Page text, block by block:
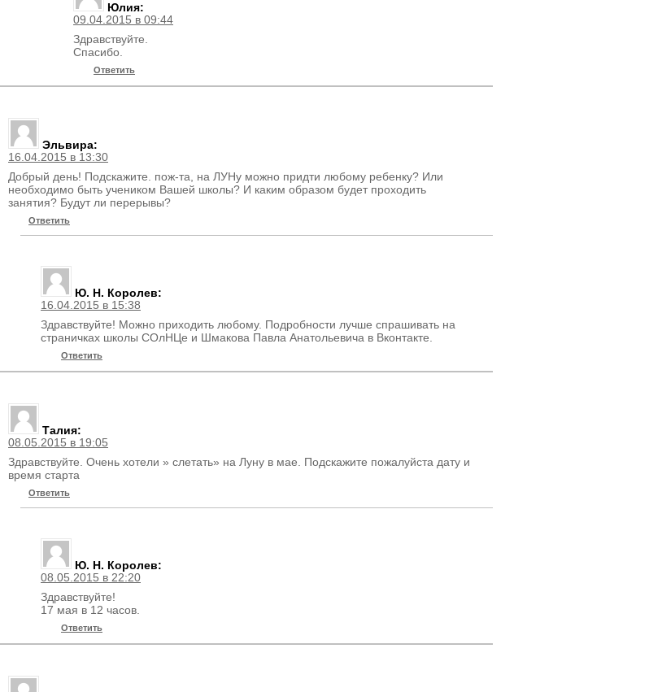
Юлия:
09.04.2015 в 09:44
Здравствуйте.
Спасибо.
Ответить
Эльвира:
16.04.2015 в 13:30
Добрый день! Подскажите. пож-та, на ЛУНу можно придти любому ребенку? Или
необходимо быть учеником Вашей школы? И каким образом будет проходить
занятия? Будут ли перерывы?
Ответить
Ю. Н. Королев:
16.04.2015 в 15:38
Здравствуйте! Можно приходить любому. Подробности лучше спрашивать на
страничках школы СОлНЦе и Шмакова Павла Анатольевича в Вконтакте.
Ответить
Талия:
08.05.2015 в 19:05
Здравствуйте. Очень хотели » слетать» на Луну в мае. Подскажите пожалуйста дату и
время старта
Ответить
Ю. Н. Королев:
08.05.2015 в 22:20
Здравствуйте!
17 мая в 12 часов.
Ответить